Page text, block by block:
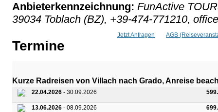
Anbieterkennzeichnung: FunActive
39034 Toblach (BZ), +39-474-771210,
Jetzt Anfragen AGB
Termine
Kurze Radreisen von Villach nach Grado, Anreise
22.04.2026 - 30.09.2026
13.06.2026 - 08.09.2026